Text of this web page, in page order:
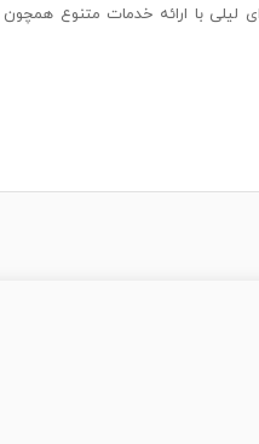
لیلی با ارائه خدمات متنوع